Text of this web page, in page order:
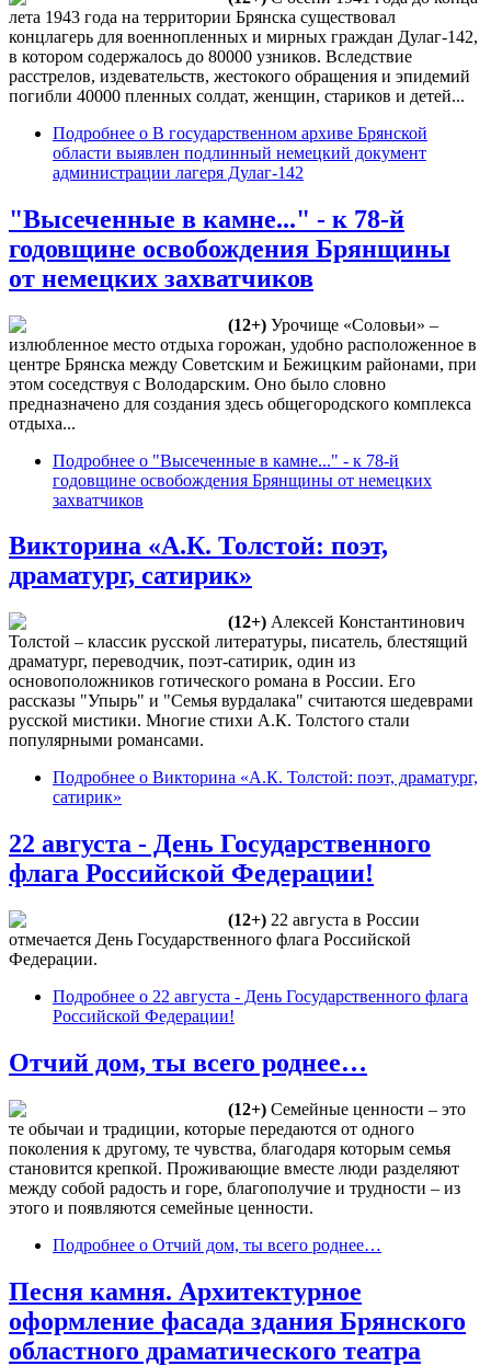
лета 1943 года на территории Брянска существовал
концлагерь для военнопленных и мирных граждан Дулаг-142,
в котором содержалось до 80000 узников. Вследствие
расстрелов, издевательств, жестокого обращения и эпидемий
погибли 40000 пленных солдат, женщин, стариков и детей...
Подробнее о В государственном архиве Брянской
области выявлен подлинный немецкий документ
администрации лагеря Дулаг-142
"Высеченные в камне..." - к 78-й
годовщине освобождения Брянщины
от немецких захватчиков
(12+) Урочище «Соловьи» –
излюбленное место отдыха горожан, удобно расположенное в
центре Брянска между Советским и Бежицким районами, при
этом соседствуя с Володарским. Оно было словно
предназначено для создания здесь общегородского комплекса
отдыха...
Подробнее о "Высеченные в камне..." - к 78-й
годовщине освобождения Брянщины от немецких
захватчиков
Викторина «А.К. Толстой: поэт,
драматург, сатирик»
(12+) Алексей Константинович
Толстой – классик русской литературы, писатель, блестящий
драматург, переводчик, поэт-сатирик, один из
основоположников готического романа в России. Его
рассказы "Упырь" и "Семья вурдалака" считаются шедеврами
русской мистики. Многие стихи А.К. Толстого стали
популярными романсами.
Подробнее о Викторина «А.К. Толстой: поэт, драматург,
сатирик»
22 августа - День Государственного
флага Российской Федерации!
(12+) 22 августа в России
отмечается День Государственного флага Российской
Федерации.
Подробнее о 22 августа - День Государственного флага
Российской Федерации!
Отчий дом, ты всего роднее…
(12+) Семейные ценности – это
те обычаи и традиции, которые передаются от одного
поколения к другому, те чувства, благодаря которым семья
становится крепкой. Проживающие вместе люди разделяют
между собой радость и горе, благополучие и трудности – из
этого и появляются семейные ценности.
Подробнее о Отчий дом, ты всего роднее…
Песня камня. Архитектурное
оформление фасада здания Брянского
областного драматического театра